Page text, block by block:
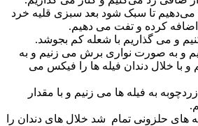
می‌دهیم تا سبک شود بعد سبزی قلیه خرد
کرده و تفت می دهیم.
و می گذاریم با شعله کم بجوشد.
و به صورت نواری برش می زنیم و به
با خلال دندان فیله ها را فیکس می
به فیله ها می زنیم و با مقدار
های حلزونی تمام شد خلال های دندان را